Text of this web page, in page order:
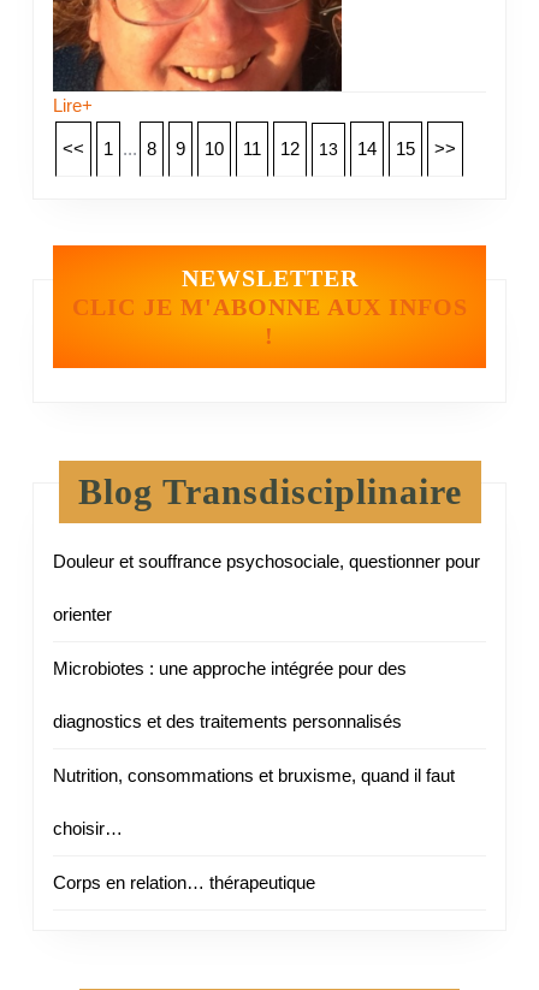
Lire+
<< 1 ... 8 9 10 11 12 13 14 15 >>
NEWSLETTER
CLIC JE M'ABONNE AUX INFOS
!
Blog Transdisciplinaire
Douleur et souffrance psychosociale, questionner pour
orienter
Microbiotes : une approche intégrée pour des
diagnostics et des traitements personnalisés
Nutrition, consommations et bruxisme, quand il faut
choisir…
Corps en relation… thérapeutique